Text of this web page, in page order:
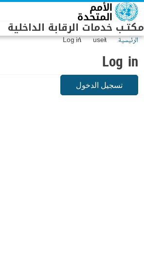
Skip to main content
مكتـب خدمات الرقابة الداخلية
الرئيسية user
Log in
Log in
تسجيل الدخول